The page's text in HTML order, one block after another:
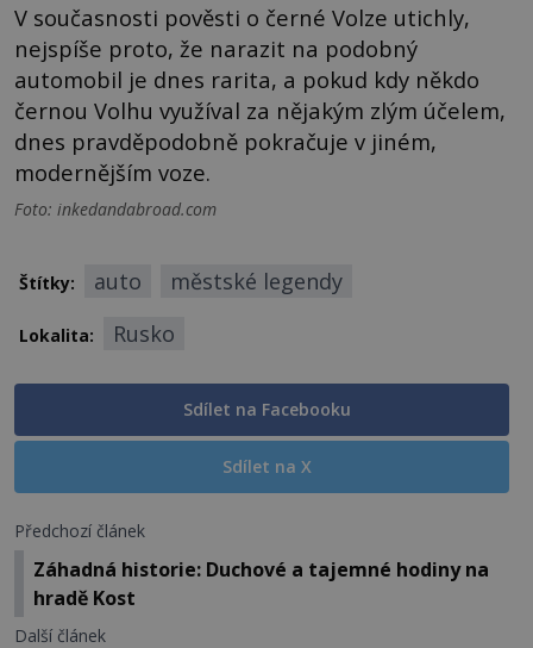
V současnosti pověsti o černé Volze utichly,
nejspíše proto, že narazit na podobný
automobil je dnes rarita, a pokud kdy někdo
černou Volhu využíval za nějakým zlým účelem,
dnes pravděpodobně pokračuje v jiném,
modernějším voze.
Foto: inkedandabroad.com
Štítky: auto městské legendy
Lokalita: Rusko
Sdílet na Facebooku
Sdílet na X
Předchozí článek
Záhadná historie: Duchové a tajemné hodiny na
hradě Kost
Další článek